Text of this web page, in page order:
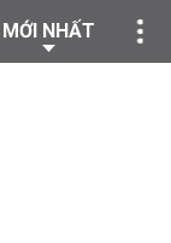
MỚI NHẤT